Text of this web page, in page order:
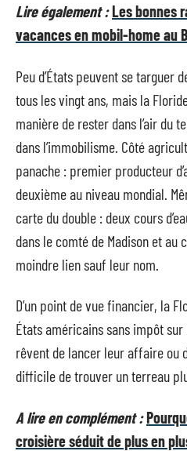
Lire également :Les bonnes
vacances en mobil-home au
Peu d’États peuvent se targuer
tous les vingt ans, mais la
manière de rester dans l’air du
dans l’immobilisme. Côté
panache : premier producteur
deuxième au niveau mondial.
carte du double : deux cours
dans le comté de Madison et au
moindre lien sauf leur nom.
D’un point de vue financier, la
États américains sans impôt
rêvent de lancer leur affaire ou
difficile de trouver un terreau
A lire en complément :
croisière séduit de plus en